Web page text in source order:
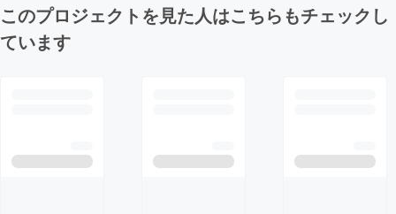
このプロジェクトを見た人はこちらもチェックし
ています